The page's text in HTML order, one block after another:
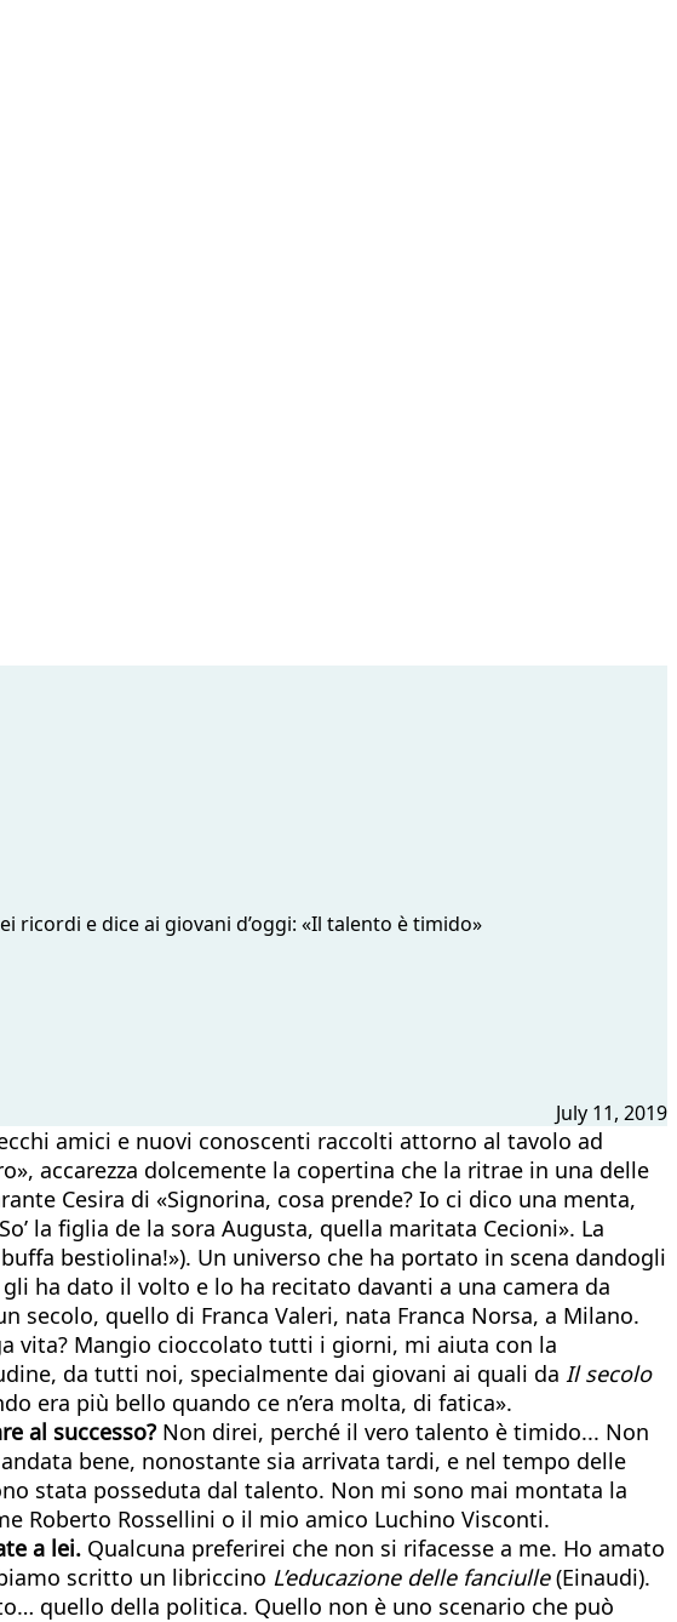
e dice ai giovani d’oggi: «Il talento è timido»
July 11, 2019
amici e nuovi conoscenti raccolti attorno al tavolo ad
accarezza dolcemente la copertina che la ritrae in una delle
Cesira di «Signorina, cosa prende? Io ci dico una menta,
la figlia de la sora Augusta, quella maritata Cecioni». La
bestiolina!»). Un universo che ha portato in scena dandogli
ha dato il volto e lo ha recitato davanti a una camera da
secolo, quello di Franca Valeri, nata Franca Norsa, a Milano.
vita? Mangio cioccolato tutti i giorni, mi aiuta con la
da tutti noi, specialmente dai giovani ai quali da Il secolo
era più bello quando ce n’era molta, di fatica».
al successo? Non direi, perché il vero talento è timido... Non
bene, nonostante sia arrivata tardi, e nel tempo delle
stata posseduta dal talento. Non mi sono mai montata la
Roberto Rossellini o il mio amico Luchino Visconti.
a lei. Qualcuna preferirei che non si rifacesse a me. Ho amato
scritto un libriccino L’educazione delle fanciulle(Einaudi).
quello della politica. Quello non è uno scenario che può